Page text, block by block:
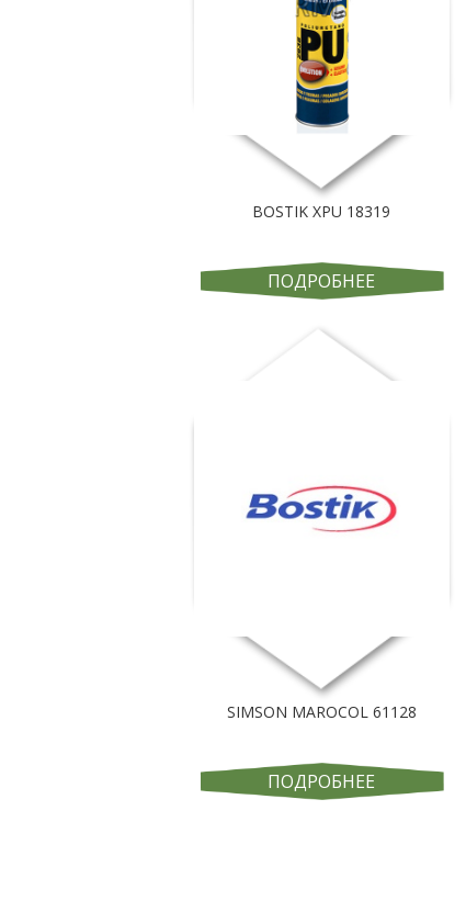
BOSTIK XPU 18319
ПОДРОБНЕЕ
SIMSON MAROCOL 61128
ПОДРОБНЕЕ